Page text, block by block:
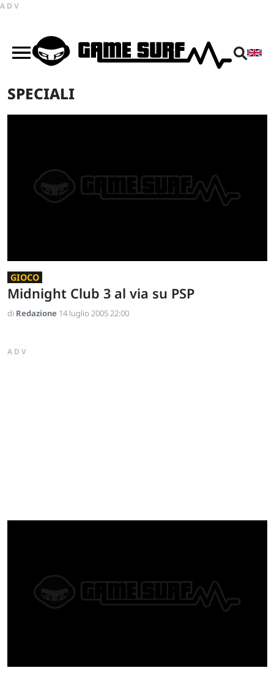
ADV
SPECIALI
GIOCO
Midnight Club 3 al via su PSP
di Redazione 14 luglio 2005 22:00
ADV